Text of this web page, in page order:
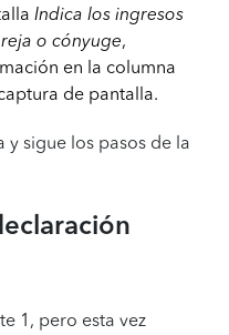
Indica los ingresos
o cónyuge,
en la columna
de pantalla.
sigue los pasos de la
1, pero esta vez